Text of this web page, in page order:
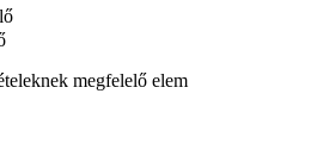
megfelelő elem